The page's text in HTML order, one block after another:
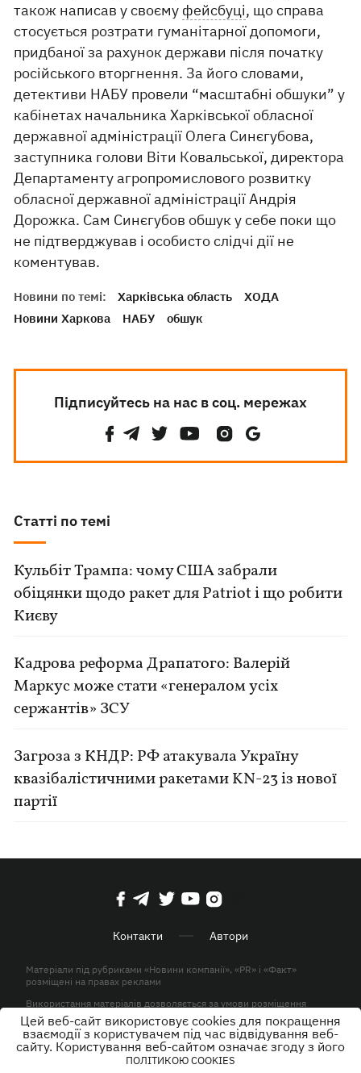
також написав у своєму фейсбуці, що справа
стосується розтрати гуманітарної допомоги,
придбаної за рахунок держави після початку
російського вторгнення. За його словами,
детективи НАБУ провели “масштабні обшуки” у
кабінетах начальника Харківської обласної
державної адміністрації Олега Синєгубова,
заступника голови Віти Ковальської, директора
Департаменту агропромислового розвитку
обласної державної адміністрації Андрія
Дорожка. Сам Синєгубов обшук у себе поки що
не підтверджував і особисто слідчі дії не
коментував.
Новини по темі: Харківська область
ХОДА
Новини Харкова
НАБУ обшук
Підписуйтесь на нас в соц. мережах
Статті по темі
Кульбіт Трампа: чому США забрали
обіцянки щодо ракет для Patriot і що робити
Києву
Кадрова реформа Драпатого: Валерій
Маркус може стати «генералом усіх
сержантів» ЗСУ
Загроза з КНДР: РФ атакувала Україну
квазібалістичними ракетами KN-23 із нової
партії
Контакти Автори
Матеріали під рубриками «Новини компанії», «PR» і «Факт»
розміщені на правах реклами
Використання матеріалів дозволяється за умови розміщення
активного гіперпосилання на KP.UA в першому абзаці.
© ТОВ «ЮЛАВ МЕДІА» 2026. Всі права захищені.
Цей веб-сайт використовує cookies для покращення
взаємодії з користувачем під час відвідування веб-
сайту. Користування веб-сайтом означає згоду з його
ПОЛІТИКОЮ COOKIES